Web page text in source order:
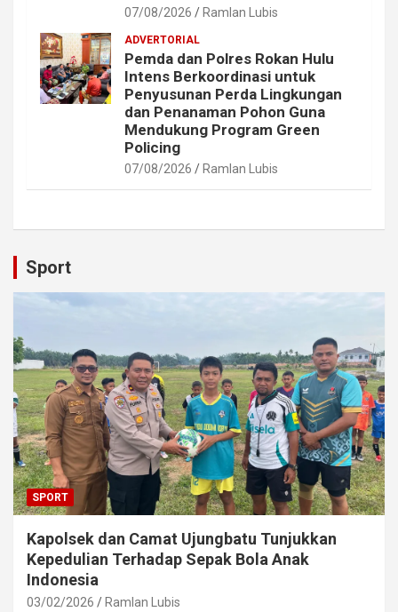
07/08/2026 Ramlan Lubis
ADVERTORIAL
Pemda dan Polres Rokan Hulu
Intens Berkoordinasi untuk
Penyusunan Perda Lingkungan
dan Penanaman Pohon Guna
Mendukung Program Green
Policing
07/08/2026 Ramlan Lubis
Sport
SPORT
Kapolsek dan Camat Ujungbatu Tunjukkan
Kepedulian Terhadap Sepak Bola Anak
Indonesia
03/02/2026 Ramlan Lubis